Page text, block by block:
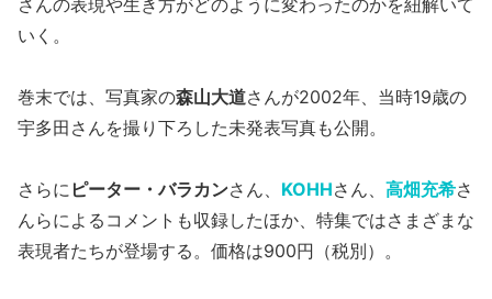
さんの表現や生き方がどのように変わったのかを紐解いて
いく。
巻末では、写真家の森山大道さんが2002年、当時19歳の
宇多田さんを撮り下ろした未発表写真も公開。
さらに ピーター・バラカンさん、 KOHHさん、 高畑充希さ
んらによるコメントも収録したほか、特集ではさまざまな
表現者たちが登場する。価格は900円（税別）。